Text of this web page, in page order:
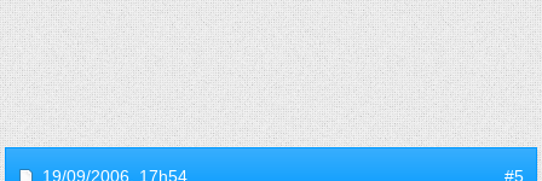
19/09/2006, 17h54 #5